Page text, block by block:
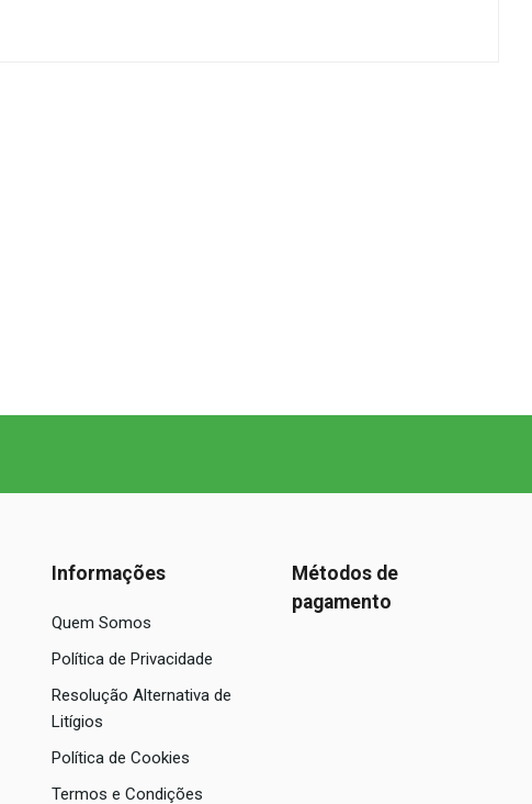
Informações
Quem Somos
Política de Privacidade
Resolução Alternativa de
Litígios
Política de Cookies
Termos e Condições
Métodos de
pagamento